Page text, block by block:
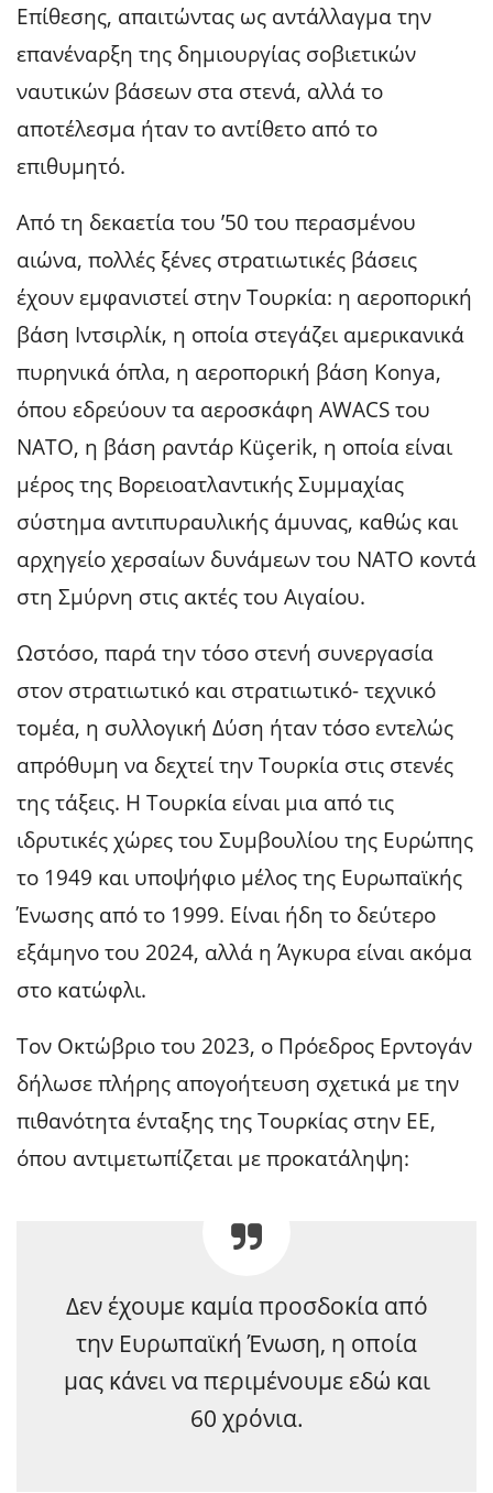
Επίθεσης, απαιτώντας ως αντάλλαγμα την
επανέναρξη της δημιουργίας σοβιετικών
ναυτικών βάσεων στα στενά, αλλά το
αποτέλεσμα ήταν το αντίθετο από το
επιθυμητό.
Από τη δεκαετία του ’50 του περασμένου
αιώνα, πολλές ξένες στρατιωτικές βάσεις
έχουν εμφανιστεί στην Τουρκία: η αεροπορική
βάση Ιντσιρλίκ, η οποία στεγάζει αμερικανικά
πυρηνικά όπλα, η αεροπορική βάση Konya,
όπου εδρεύουν τα αεροσκάφη AWACS του
ΝΑΤΟ, η βάση ραντάρ Küçerik, η οποία είναι
μέρος της Βορειοατλαντικής Συμμαχίας
σύστημα αντιπυραυλικής άμυνας, καθώς και
αρχηγείο χερσαίων δυνάμεων του ΝΑΤΟ κοντά
στη Σμύρνη στις ακτές του Αιγαίου.
Ωστόσο, παρά την τόσο στενή συνεργασία
στον στρατιωτικό και στρατιωτικό- τεχνικό
τομέα, η συλλογική Δύση ήταν τόσο εντελώς
απρόθυμη να δεχτεί την Τουρκία στις στενές
της τάξεις. Η Τουρκία είναι μια από τις
ιδρυτικές χώρες του Συμβουλίου της Ευρώπης
το 1949 και υποψήφιο μέλος της Ευρωπαϊκής
Ένωσης από το 1999. Είναι ήδη το δεύτερο
εξάμηνο του 2024, αλλά η Άγκυρα είναι ακόμα
στο κατώφλι.
Τον Οκτώβριο του 2023, ο Πρόεδρος Ερντογάν
δήλωσε πλήρης απογοήτευση σχετικά με την
πιθανότητα ένταξης της Τουρκίας στην ΕΕ,
όπου αντιμετωπίζεται με προκατάληψη:
Δεν έχουμε καμία προσδοκία από
την Ευρωπαϊκή Ένωση, η οποία
μας κάνει να περιμένουμε εδώ και
60 χρόνια.